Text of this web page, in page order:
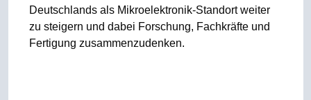
Deutschlands als Mikroelektronik-Standort weiter
zu steigern und dabei Forschung, Fachkräfte und
Fertigung zusammenzudenken.